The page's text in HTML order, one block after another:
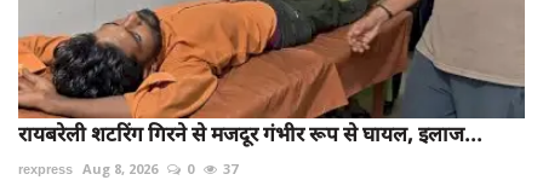
रायबरेली शटरिंग गिरने से मजदूर गंभीर रूप से घायल, इलाज...
rexpress Aug 8, 2026 0 37